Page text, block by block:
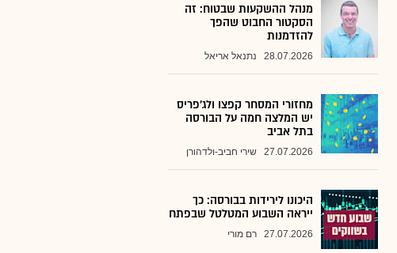
מנהל ההשקעות שבטוח: זה
הסקטור החבוט שהפך
להזדמנות
28.07.2026 נתנאל אריאל
מחזורי המסחר קפצו ולג'פריס
יש המלצה חמה על הבורסה
בתל אביב
27.07.2026 שירי חביב-ולדהורן
היכונו לירידות בבורסה: כך
ייראה השבוע המטלטל שבפתח
27.07.2026 רם מורי